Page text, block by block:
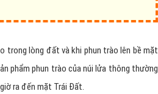
trong lòng đất và khi phun trào lên bề mặt
phẩm phun trào của núi lửa thông thường
ra đến mặt Trái Đất.